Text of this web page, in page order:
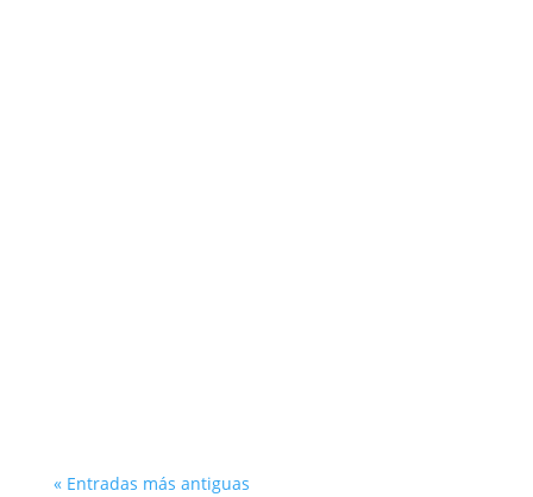
« Entradas más antiguas